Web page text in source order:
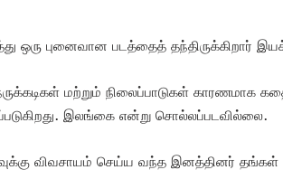
ஒரு புனைவான படத்தைத் தந்திருக்கிறார்
மற்றும் நிலைப்பாடுகள் காரணமாக
இலங்கை என்று சொல்லப்படவில்லை.
விவசாயம் செய்ய வந்த இனத்தினர் தங்கள்